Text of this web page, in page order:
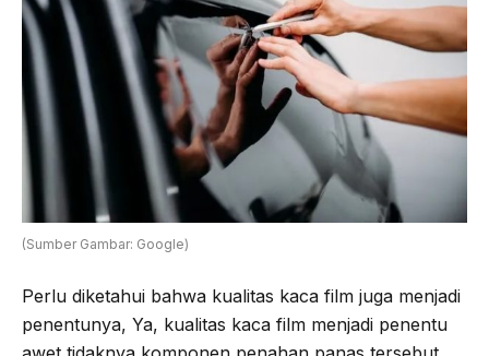
(Sumber Gambar: Google)
Perlu diketahui bahwa kualitas kaca film juga menjadi
penentunya, Ya, kualitas kaca film menjadi penentu